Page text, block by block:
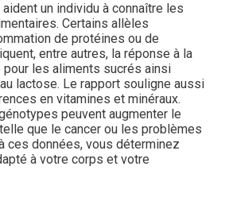
un individu à connaître les
Certains allèles
de protéines ou de
entre autres, la réponse à la
pour les aliments sucrés ainsi
lactose. Le rapport souligne aussi
en vitamines et minéraux.
peuvent augmenter le
que le cancer ou les problèmes
ces données, vous déterminez
à votre corps et votre